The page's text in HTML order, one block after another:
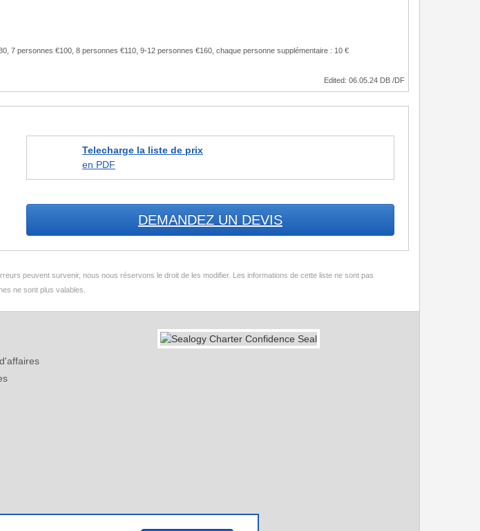
7 personnes €100, 8 personnes €110, 9-12 personnes €160, chaque personne supplémentaire : 10 €
Edited: 06.05.24 DB /DF
Telecharge la liste de prix
en PDF
DEMANDEZ UN DEVIS
peuvent survenir, nous nous réservons le droit de les modifier. Les informations de cette liste ne sont pas
ne sont plus valables.